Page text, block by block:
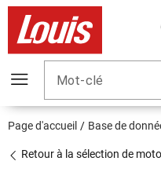
Mot-clé
Page d'accueil Base de
Retour à la sélection de